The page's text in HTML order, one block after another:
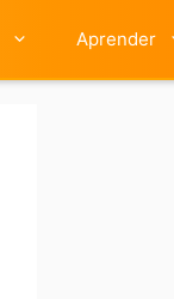
Aprender